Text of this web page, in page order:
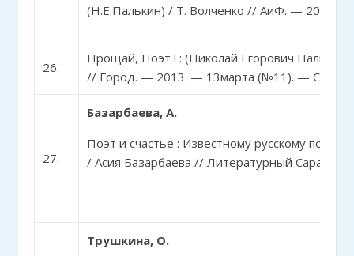
(Н.Е.Палькин) / Т. Волченко // АиФ. — 2013.
26.
Прощай, Поэт ! : (Николай Егорович Палькин)
// Город. — 2013. — 13марта (№11). — С. 4.
27.
Базарбаева, А.
Поэт и счастье : Известному русскому поэту
/ Асия Базарбаева // Литературный
Трушкина, О.